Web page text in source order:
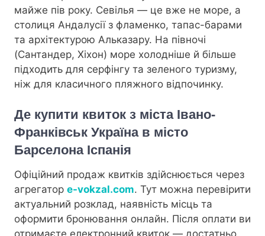
майже пів року. Севілья — це вже не море, а
столиця Андалусії з фламенко, тапас-барами
та архітектурою Альказару. На півночі
(Сантандер, Хіхон) море холодніше й більше
підходить для серфінгу та зеленого туризму,
ніж для класичного пляжного відпочинку.
Де купити квиток з міста Івано-
Франківськ Україна в місто
Барселона Іспанія
Офіційний продаж квитків здійснюється через
агрегатор e-vokzal.com. Тут можна перевірити
актуальний розклад, наявність місць та
оформити бронювання онлайн. Після оплати ви
отримаєте електронний квиток — достатньо